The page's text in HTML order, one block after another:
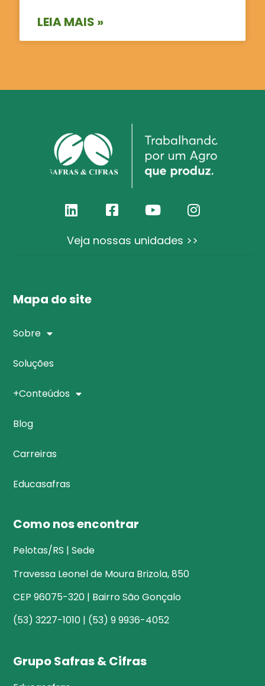
LEIA MAIS »
Veja nossas unidades >>
Mapa do site
Sobre
Soluções
+Conteúdos
Blog
Carreiras
Educasafras
Como nos encontrar
Pelotas/RS | Sede
Travessa Leonel de Moura Brizola, 850
CEP 96075-320 | Bairro São Gonçalo
(53) 3227-1010 | (53) 9 9936-4052
Grupo Safras & Cifras